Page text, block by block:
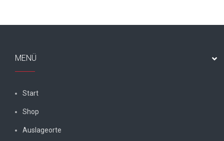
MENÜ
Start
Shop
Auslageorte